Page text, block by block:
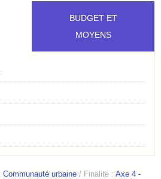
BUDGET ET
MOYENS
Communauté urbaine / Finalité :Axe 4 -